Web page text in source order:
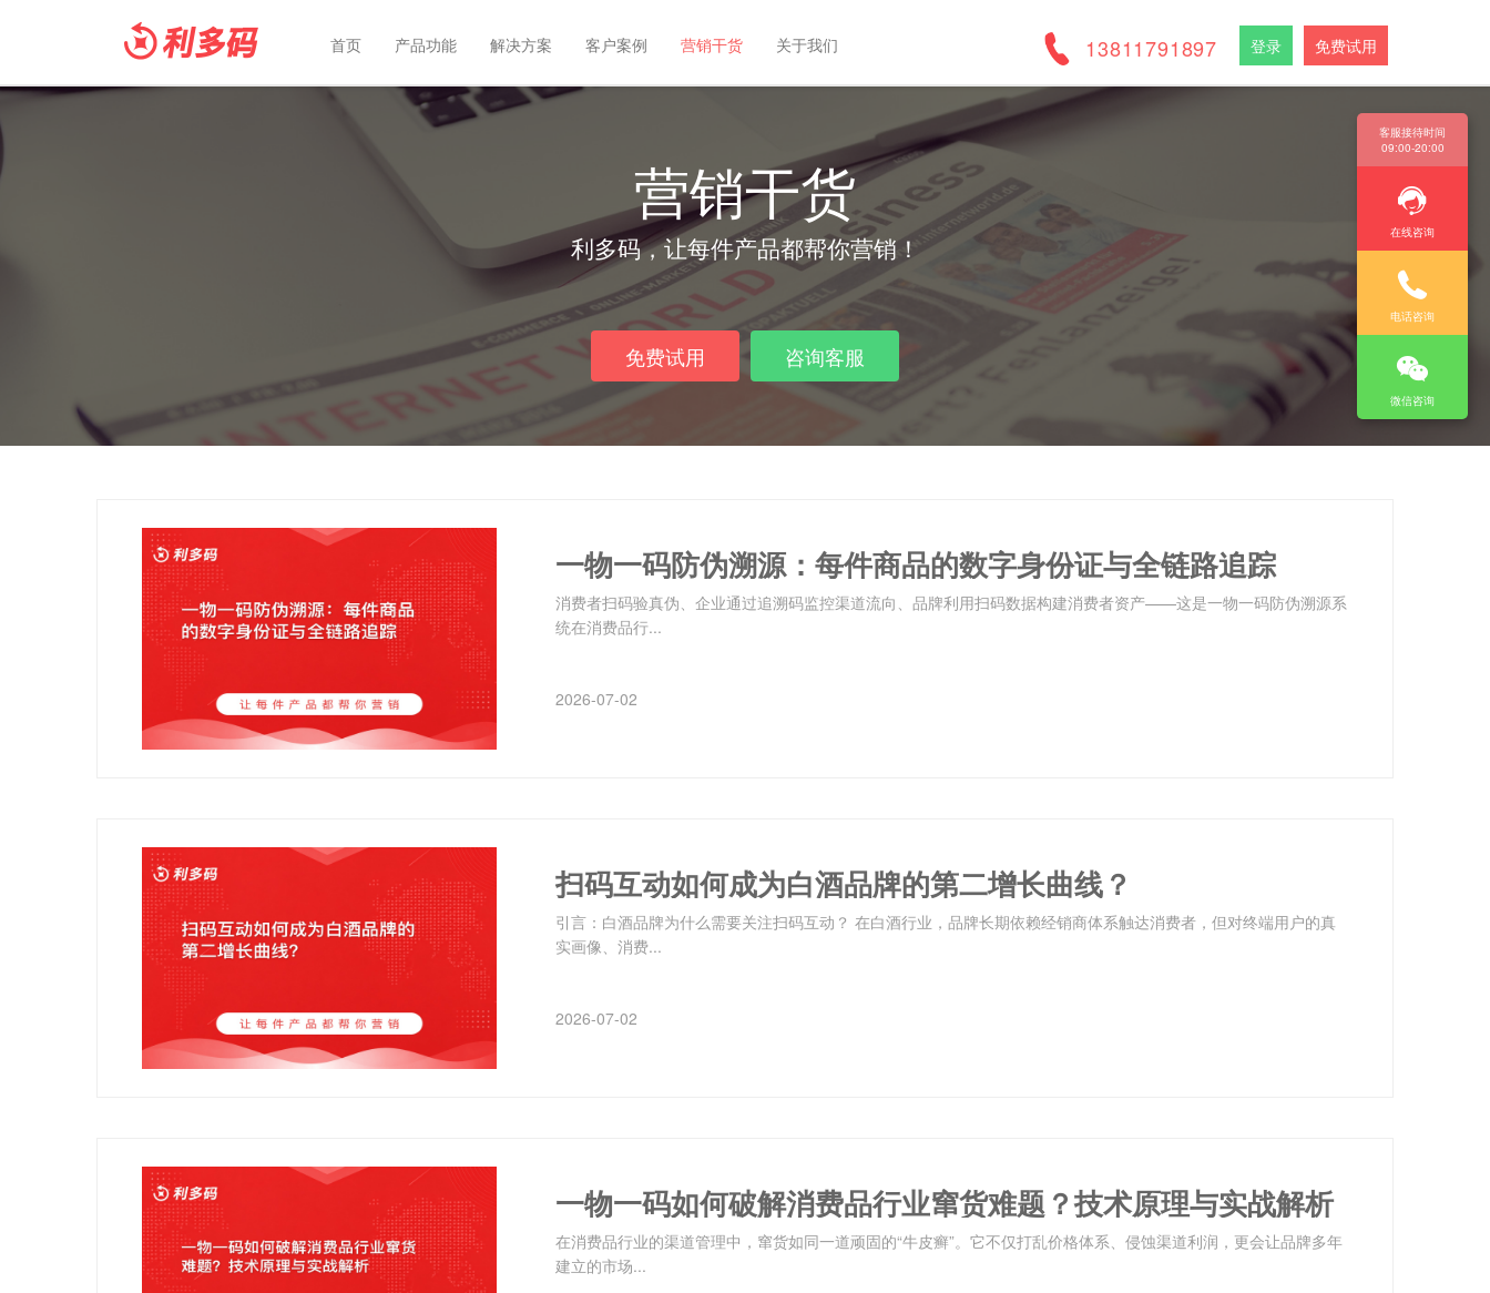
首页 产品功能 解决方案 客户案例 营销干货 关于我们 13811791897 登录 免费试用
客服接待时间
09:00-20:00
在线咨询
电话咨询
微信咨询
营销干货
利多码，让每件产品都帮你营销！
免费试用 咨询客服
一物一码防伪溯源：每件商品的数字身份证与全链路追踪
消费者扫码验真伪、企业通过追溯码监控渠道流向、品牌利用扫码数据构建消费者资产——这是一物一码防伪溯源系
统在消费品行...
2026-07-02
扫码互动如何成为白酒品牌的第二增长曲线？
引言：白酒品牌为什么需要关注扫码互动？ 在白酒行业，品牌长期依赖经销商体系触达消费者，但对终端用户的真
实画像、消费...
2026-07-02
一物一码如何破解消费品行业窜货难题？技术原理与实战解析
在消费品行业的渠道管理中，窜货如同一道顽固的“牛皮癣”。它不仅打乱价格体系、侵蚀渠道利润，更会让品牌多年
建立的市场...